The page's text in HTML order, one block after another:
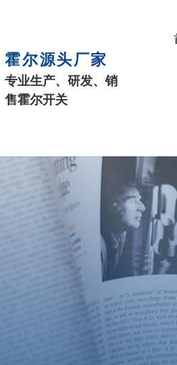
霍尔源头厂家
专业生产、研发、销
售霍尔开关